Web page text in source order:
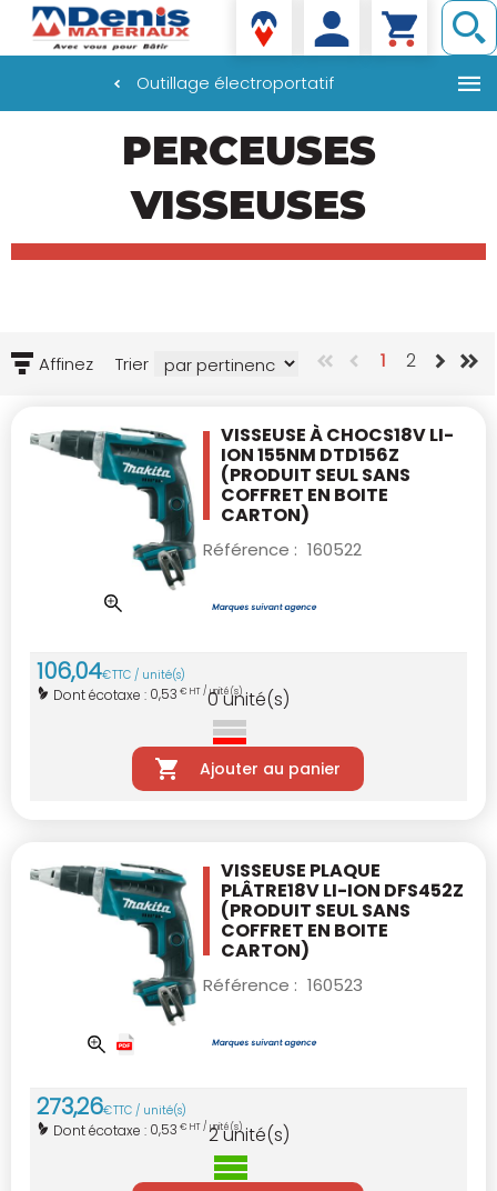
Denis matériaux
Outillage électroportatif
PERCEUSES
VISSEUSES
Affinez Trier 1 2
VISSEUSE À CHOCS18V LI-
ION 155NM DTD156Z
(PRODUIT SEUL SANS
COFFRET EN BOITE
CARTON)
Référence : 160522
106,04€TTC / unité(s)
Dont écotaxe : 0,53 € HT / unité(s)
0unité(s)
Ajouter au panier
VISSEUSE PLAQUE
PLÂTRE18V LI-ION DFS452Z
(PRODUIT SEUL SANS
COFFRET EN BOITE
CARTON)
Référence : 160523
273,26€TTC / unité(s)
Dont écotaxe : 0,53 € HT / unité(s)
2unité(s)